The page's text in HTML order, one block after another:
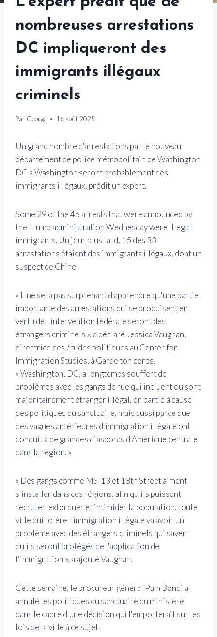
nombreuses arrestations
DC impliqueront des
immigrants illégaux
criminels
Par George 16 août 2025
Un grand nombre d'arrestations par le nouveau
département de police métropolitain de Washington
DC à Washington seront probablement des
immigrants illégaux, prédit un expert.
Some 29 of the 45 arrests that were announced by
the Trump administration Wednesday were illegal
immigrants. Un jour plus tard, 15 des 33
arrestations étaient des immigrants illégaux, dont un
suspect de Chine.
« Il ne sera pas surprenant d'apprendre qu'une partie
importante des arrestations qui se produisent en
vertu de l'intervention fédérale seront des
étrangers criminels », a déclaré Jessica Vaughan,
directrice des études politiques au Center for
Immigration Studies, à Garde ton corps.
« Washington, DC, a longtemps souffert de
problèmes avec les gangs de rue qui incluent ou sont
majoritairement étranger illégal, en partie à cause
des politiques du sanctuaire, mais aussi parce que
des vagues antérieures d'immigration illégale ont
conduit à de grandes diasporas d'Amérique centrale
dans la région. »
« Des gangs comme MS-13 et 18th Street aiment
s'installer dans ces régions, afin qu'ils puissent
recruter, extorquer et intimider la population. Toute
ville qui tolère l'immigration illégale va avoir un
problème avec des étrangers criminels qui savent
qu'ils seront protégés de l'application de
l'immigration », a ajouté Vaughan.
Cette semaine, le procureur général Pam Bondi a
annulé les politiques du sanctuaire du ministère
dans le cadre d'une décision qui l'emporterait sur les
lois de la ville à ce sujet.